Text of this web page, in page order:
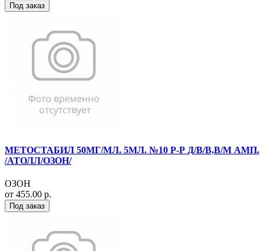
Под заказ
МЕТОСТАБИЛ 50МГ/МЛ. 5МЛ. №10 Р-Р Д/В/В,В/М АМП.
/АТОЛЛ/ОЗОН/
ОЗОН
от 455.00 р.
Под заказ